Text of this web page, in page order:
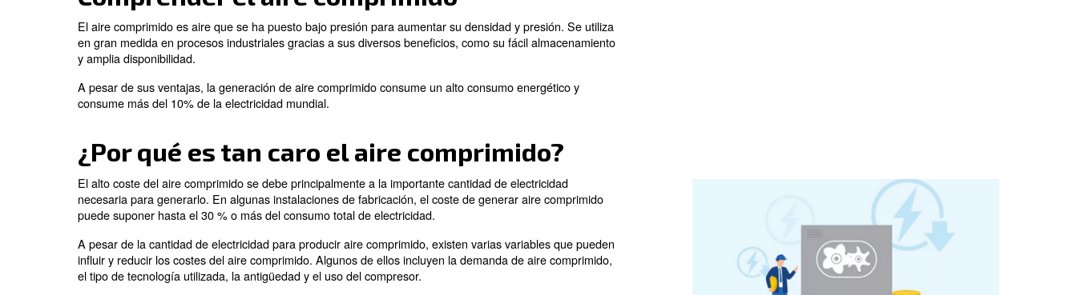
El aire comprimido es un elemento fundamental en muchos procesos industriales, a menudo considerados como esenciales como la electricidad, el
embargo, también es una de las utilidades más caras, con un consumo de energía y unos costes asociados significativos. En esta completa guía
en aire comprimido, examinar el cálculo de costes y proporcionar soluciones prácticas para reducir gastos y mejorar la eficiencia.
Comprender el aire comprimido
El aire comprimido es aire que se ha puesto bajo presión para aumentar su densidad y presión. Se utiliza
en gran medida en procesos industriales gracias a sus diversos beneficios, como su fácil almacenamiento
y amplia disponibilidad.
A pesar de sus ventajas, la generación de aire comprimido consume un alto consumo energético y
consume más del 10% de la electricidad mundial.